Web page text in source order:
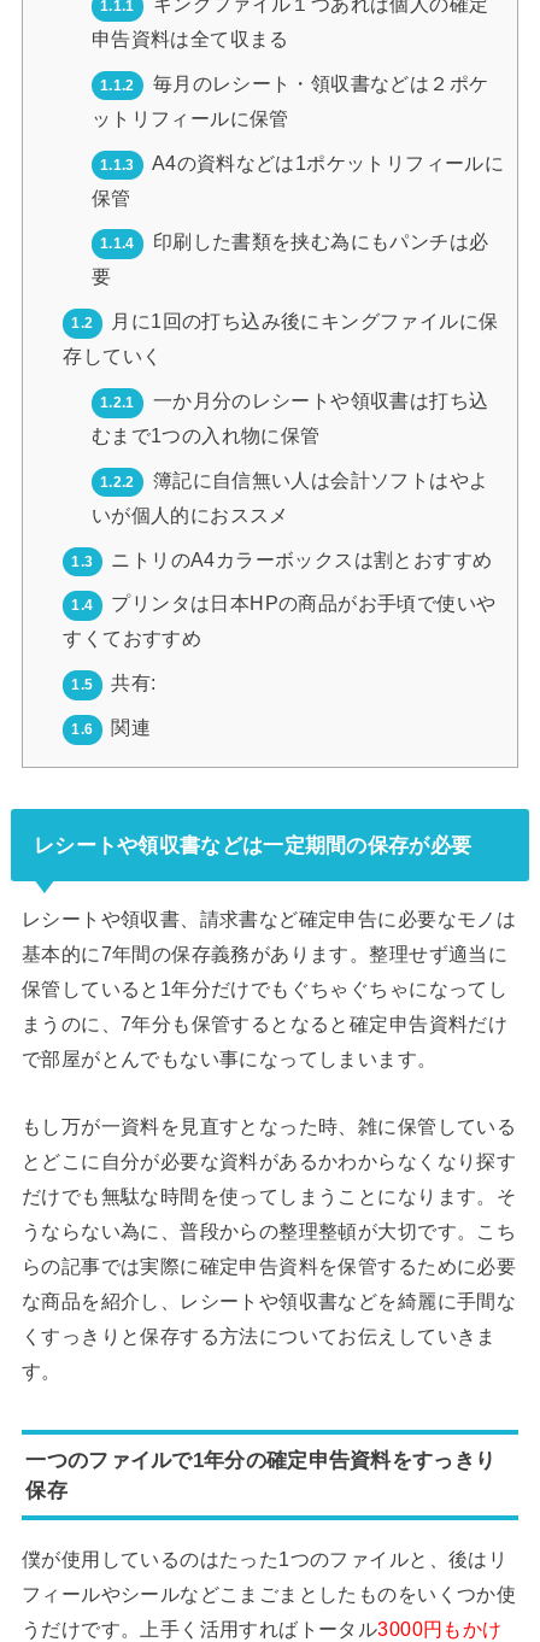
1.1.1
キングファイル１つあれば個人の確定
申告資料は全て収まる
1.1.2
毎月のレシート・領収書などは２ポケ
ットリフィールに保管
1.1.3
A4の資料などは1ポケットリフィールに
保管
1.1.4
印刷した書類を挟む為にもパンチは必
要
1.2
月に1回の打ち込み後にキングファイルに保
存していく
1.2.1
一か月分のレシートや領収書は打ち込
むまで1つの入れ物に保管
1.2.2
簿記に自信無い人は会計ソフトはやよ
いが個人的におススメ
1.3 ニトリのA4カラーボックスは割とおすすめ
1.4
プリンタは日本HPの商品がお手頃で使いや
すくておすすめ
1.5 共有:
1.6 関連
レシートや領収書などは一定期間の保存が必要
レシートや領収書、請求書など確定申告に必要なモノは
基本的に7年間の保存義務があります。整理せず適当に
保管していると1年分だけでもぐちゃぐちゃになってし
まうのに、7年分も保管するとなると確定申告資料だけ
で部屋がとんでもない事になってしまいます。
もし万が一資料を見直すとなった時、雑に保管している
とどこに自分が必要な資料があるかわからなくなり探す
だけでも無駄な時間を使ってしまうことになります。そ
うならない為に、普段からの整理整頓が大切です。こち
らの記事では実際に確定申告資料を保管するために必要
な商品を紹介し、レシートや領収書などを綺麗に手間な
くすっきりと保存する方法についてお伝えしていきま
す。
一つのファイルで1年分の確定申告資料をすっきり
保存
僕が使用しているのはたった1つのファイルと、後はリ
フィールやシールなどこまごまとしたものをいくつか使
うだけです。上手く活用すればトータル3000円もかけ